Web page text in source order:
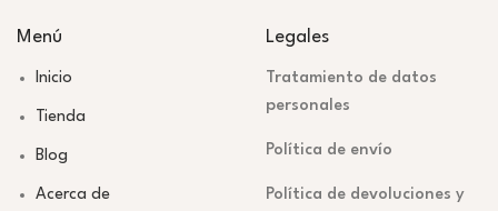
Menú
Inicio
Tienda
Blog
Acerca de
Legales
Tratamiento de datos
personales
Política de envío
Política de devoluciones y